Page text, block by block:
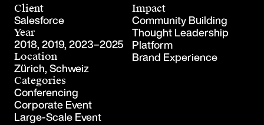
Client
Salesforce
Year
2018, 2019, 2023–2025
Location
Zürich, Schweiz
Categories
Conferencing
Corporate Event
Large-Scale Event
Impact
Community Building
Thought Leadership
Platform
Brand Experience